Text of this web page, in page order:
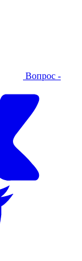
Вопрос -